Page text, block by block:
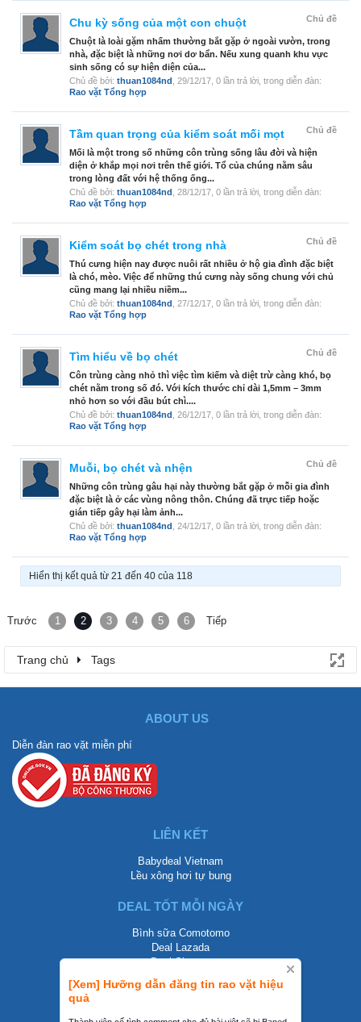
[Xem] Hưỡng dẫn đăng tin rao vặt hiệu
quả
Chủ đề
Chu kỳ sống của một con chuột
Chuột là loài gặm nhấm thường bắt gặp ở ngoài vườn, trong
nhà, đặc biệt là những nơi dơ bẩn. Nếu xung quanh khu vực
sinh sống có sự hiện diện của...
Chủ đề bởi: thuan1084nd 29/12/17 , 0 lần trả lời, trong diễn đàn:
Rao vặt Tổng hợp
Chủ đề
Tầm quan trọng của kiểm soát mối mọt
Mối là một trong số những côn trùng sống lâu đời và hiện
diện ở khắp mọi nơi trên thế giới. Tổ của chúng nằm sâu
trong lòng đất với hệ thống ống...
Chủ đề bởi: thuan1084nd 28/12/17 , 0 lần trả lời, trong diễn đàn:
Rao vặt Tổng hợp
Chủ đề
Kiểm soát bọ chét trong nhà
Thú cưng hiện nay được nuôi rất nhiều ở hộ gia đình đặc biệt
là chó, mèo. Việc để những thú cưng này sống chung với chủ
cũng mang lại nhiều niềm...
Chủ đề bởi: thuan1084nd 27/12/17 , 0 lần trả lời, trong diễn đàn:
Rao vặt Tổng hợp
Chủ đề
Tìm hiểu về bọ chét
Côn trùng càng nhỏ thì việc tìm kiếm và diệt trừ càng khó, bọ
chét nằm trong số đó. Với kích thước chỉ dài 1,5mm – 3mm
nhỏ hơn so với đầu bút chì....
Chủ đề bởi: thuan1084nd 26/12/17 , 0 lần trả lời, trong diễn đàn:
Rao vặt Tổng hợp
Chủ đề
Muỗi, bọ chét và nhện
Những côn trùng gâu hại này thường bắt gặp ở mỗi gia đình
đặc biệt là ở các vùng nông thôn. Chúng đã trực tiếp hoặc
gián tiếp gây hại làm ảnh...
Chủ đề bởi: thuan1084nd 24/12/17 , 0 lần trả lời, trong diễn đàn:
Rao vặt Tổng hợp
Hiển thị kết quả từ 21 đến 40 của 118
Trước 1 2 3 4 5 6 Tiếp
Trang chủ Tags
ABOUT US
Diễn đàn rao vặt miễn phí
LIÊN KẾT
Babydeal Vietnam
Lều xông hơi tự bung
DEAL TỐT MỖI NGÀY
Bình sữa Comotomo
Deal Lazada
Deal Shopee
LIÊN HỆ
0858002468